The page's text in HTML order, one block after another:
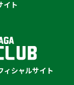
イト
ィシャルサイト